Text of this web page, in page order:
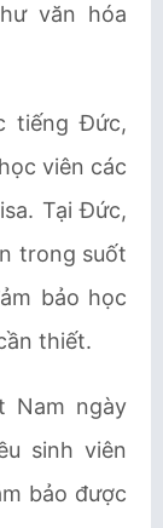
văn hóa
tiếng Đức,
viên các
Tại Đức,
trong suốt
bảo học
thiết.
Nam ngày
sinh viên
bảo được